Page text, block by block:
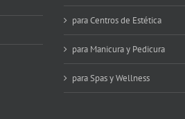
para Centros de Estética
para Manicura y Pedicura
para Spas y Wellness